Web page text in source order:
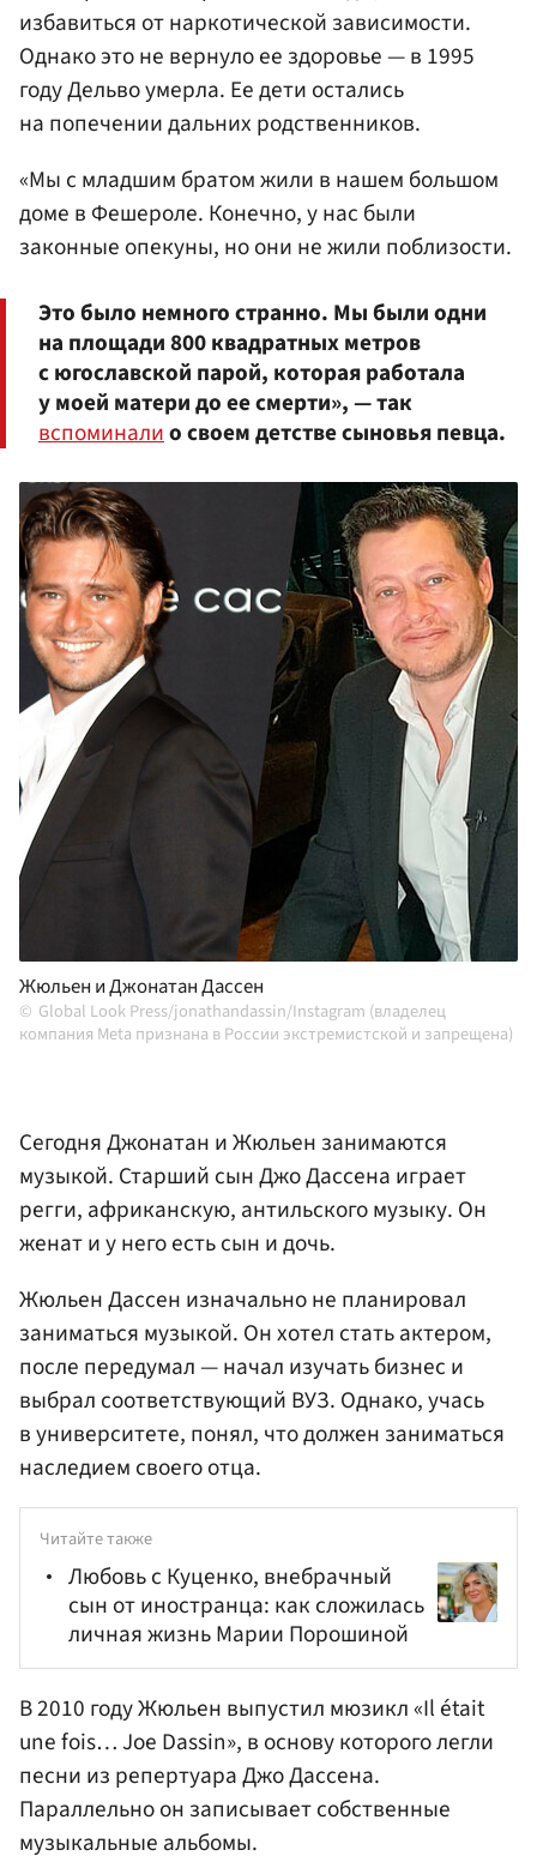
избавиться от наркотической зависимости.
Однако это не вернуло ее здоровье — в 1995
году Дельво умерла. Ее дети остались
на попечении дальних родственников.
«Мы с младшим братом жили в нашем большом
доме в Фешероле. Конечно, у нас были
законные опекуны, но они не жили поблизости.
Это было немного странно. Мы были одни
на площади 800 квадратных метров
с югославской парой, которая работала
у моей матери до ее смерти», — так
вспоминалио своем детстве сыновья певца.
Жюльен и Джонатан Дассен
Global Look Press/jonathandassin/Instagram (владелец
компания Meta признана в России экстремистской и запрещена)
Сегодня Джонатан и Жюльен занимаются
музыкой. Старший сын Джо Дассена играет
регги, африканскую, антильского музыку. Он
женат и у него есть сын и дочь.
Жюльен Дассен изначально не планировал
заниматься музыкой. Он хотел стать актером,
после передумал — начал изучать бизнес и
выбрал соответствующий ВУЗ. Однако, учась
в университете, понял, что должен заниматься
наследием своего отца.
Читайте также
Любовь с Куценко, внебрачный
сын от иностранца: как сложилась
личная жизнь Марии Порошиной
В 2010 году Жюльен выпустил мюзикл «Il était
une fois… Joe Dassin», в основу которого легли
песни из репертуара Джо Дассена.
Параллельно он записывает собственные
музыкальные альбомы.